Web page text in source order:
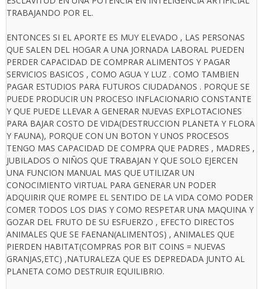
TRABAJANDO POR EL.
ENTONCES SI EL APORTE ES MUY ELEVADO , LAS PERSONAS
QUE SALEN DEL HOGAR A UNA JORNADA LABORAL PUEDEN
PERDER CAPACIDAD DE COMPRAR ALIMENTOS Y PAGAR
SERVICIOS BASICOS , COMO AGUA Y LUZ . COMO TAMBIEN
PAGAR ESTUDIOS PARA FUTUROS CIUDADANOS . PORQUE SE
PUEDE PRODUCIR UN PROCESO INFLACIONARIO CONSTANTE
Y QUE PUEDE LLEVAR A GENERAR NUEVAS EXPLOTACIONES
PARA BAJAR COSTO DE VIDA(DESTRUCCION PLANETA Y FLORA
Y FAUNA), PORQUE CON UN BOTON Y UNOS PROCESOS
TENGO MAS CAPACIDAD DE COMPRA QUE PADRES , MADRES ,
JUBILADOS O NIÑOS QUE TRABAJAN Y QUE SOLO EJERCEN
UNA FUNCION MANUAL MAS QUE UTILIZAR UN
CONOCIMIENTO VIRTUAL PARA GENERAR UN PODER
ADQUIRIR QUE ROMPE EL SENTIDO DE LA VIDA COMO PODER
COMER TODOS LOS DIAS Y COMO RESPETAR UNA MAQUINA Y
GOZAR DEL FRUTO DE SU ESFUERZO , EFECTO DIRECTOS
ANIMALES QUE SE FAENAN(ALIMENTOS) , ANIMALES QUE
PIERDEN HABITAT(COMPRAS POR BIT COINS = NUEVAS
GRANJAS,ETC) ,NATURALEZA QUE ES DEPREDADA JUNTO AL
PLANETA COMO DESTRUIR EQUILIBRIO.